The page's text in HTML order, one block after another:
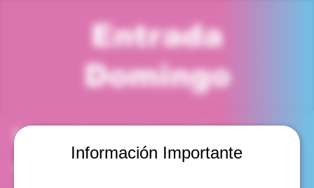
Información Importante
Entrada
Domingo
Horario y ubicación